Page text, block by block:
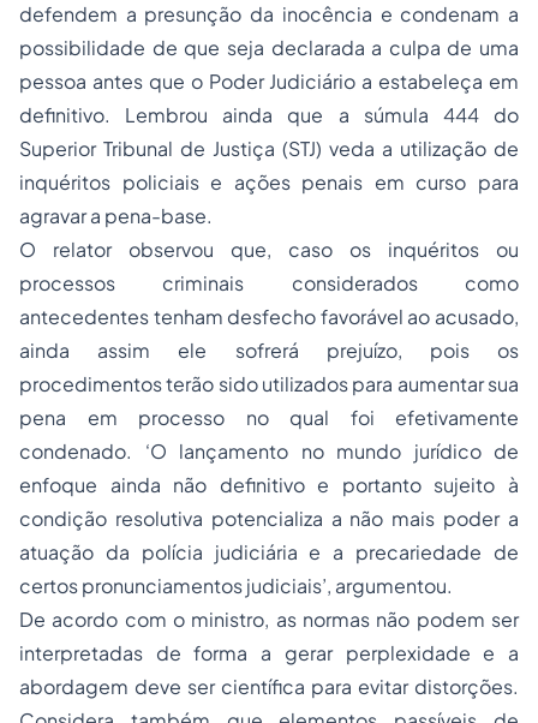
defendem a presunção da inocência e condenam a
possibilidade de que seja declarada a culpa de uma
pessoa antes que o Poder Judiciário a estabeleça em
definitivo. Lembrou ainda que a súmula 444 do
Superior Tribunal de Justiça (STJ) veda a utilização de
inquéritos policiais e ações penais em curso para
agravar a pena-base.
O relator observou que, caso os inquéritos ou
processos criminais considerados como
antecedentes tenham desfecho favorável ao acusado,
ainda assim ele sofrerá prejuízo, pois os
procedimentos terão sido utilizados para aumentar sua
pena em processo no qual foi efetivamente
condenado. ‘O lançamento no mundo jurídico de
enfoque ainda não definitivo e portanto sujeito à
condição resolutiva potencializa a não mais poder a
atuação da polícia judiciária e a precariedade de
certos pronunciamentos judiciais’, argumentou.
De acordo com o ministro, as normas não podem ser
interpretadas de forma a gerar perplexidade e a
abordagem deve ser científica para evitar distorções.